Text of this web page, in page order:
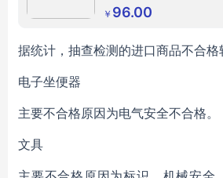
￥ 96.00
据统计，抽查检测的进口商品不合格
电子坐便器
主要不合格原因为电气安全不合格。
文具